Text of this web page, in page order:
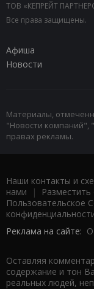
ТОВ «КЕПРЕЙТ
Все права защищены.
Афиша
Новости
Материалы,
"Новости компаний",
правах рекламы.
Наши контакты и
нами |
Пользовательское
Реклама на сайте:
Оставляя
содержание и тон
реальных людей,